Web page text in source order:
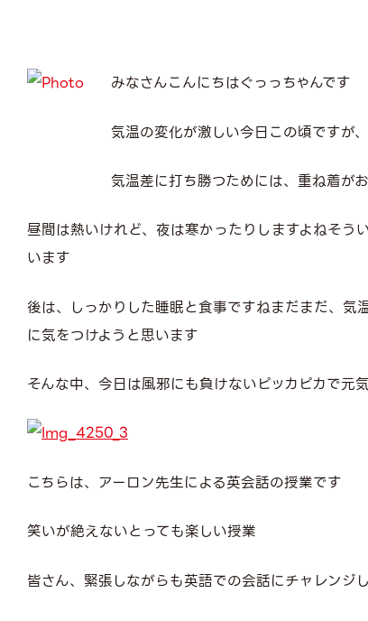
みなさんこんにちはぐっっちゃんです
気温の変化が激しい今日この頃ですが
気温差に打ち勝つためには、重ね着が
昼間は熱いけれど、夜は寒かったりしますよねそう
います
後は、しっかりした睡眠と食事ですねまだまだ、気
に気をつけようと思います
そんな中、今日は風邪にも負けないピッカピカで元
こちらは、アーロン先生による英会話の授業です
笑いが絶えないとっても楽しい授業
皆さん、緊張しながらも英語での会話にチャレンジ